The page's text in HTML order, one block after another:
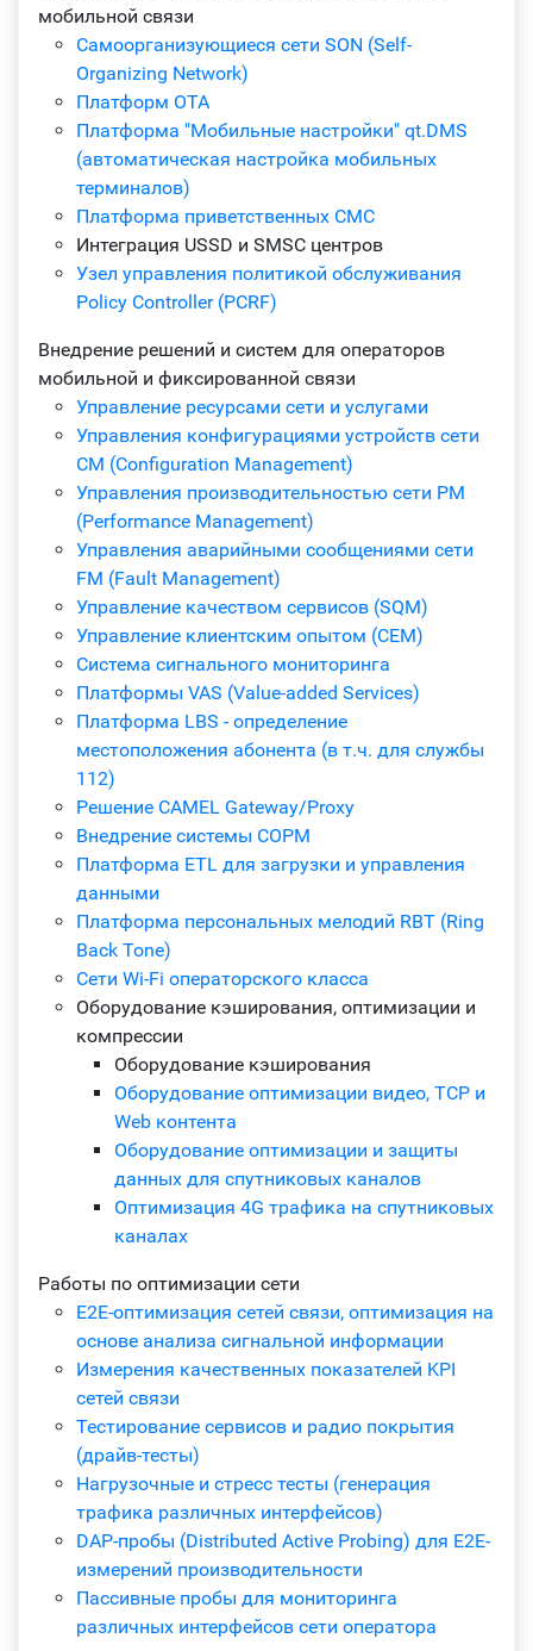
мобильной связи
Самоорганизующиеся сети SON (Self-
Organizing Network)
Платформ OTA
Платформа "Мобильные настройки" qt.DMS
(автоматическая настройка мобильных
терминалов)
Платформа приветственных СМС
Интеграция USSD и SMSC центров
Узел управления политикой обслуживания
Policy Controller (PCRF)
Внедрение решений и систем для операторов
мобильной и фиксированной связи
Управление ресурсами сети и услугами
Управления конфигурациями устройств сети
CM (Configuration Management)
Управления производительностью сети PM
(Performance Management)
Управления аварийными сообщениями сети
FM (Fault Management)
Управление качеством сервисов (SQM)
Управление клиентским опытом (CEM)
Система сигнального мониторинга
Платформы VAS (Value-added Services)
Платформа LBS - определение
местоположения абонента (в т.ч. для службы
112)
Решение CAMEL Gateway/Proxy
Внедрение системы СОРМ
Платформа ETL для загрузки и управления
данными
Платформа персональных мелодий RBT (Ring
Back Tone)
Сети Wi-Fi операторского класса
Оборудование кэширования, оптимизации и
компрессии
Оборудование кэширования
Оборудование оптимизации видео, TCP и
Web контента
Оборудование оптимизации и защиты
данных для спутниковых каналов
Оптимизация 4G трафика на спутниковых
каналах
Работы по оптимизации сети
E2E-оптимизация сетей связи, оптимизация на
основе анализа сигнальной информации
Измерения качественных показателей KPI
сетей связи
Тестирование сервисов и радио покрытия
(драйв-тесты)
Нагрузочные и стресс тесты (генерация
трафика различных интерфейсов)
DAP-пробы (Distributed Active Probing) для E2E-
измерений производительности
Пассивные пробы для мониторинга
различных интерфейсов сети оператора